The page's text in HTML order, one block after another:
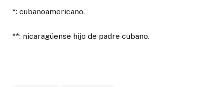
*: cubanoamericano.
**: nicaragüense hijo de padre cubano.